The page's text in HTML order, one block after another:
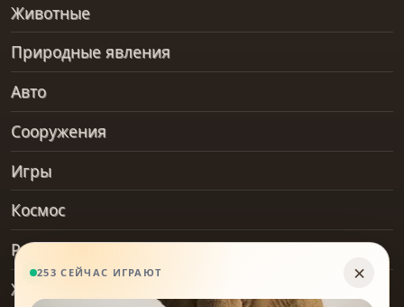
Животные
Природные явления
Авто
Сооружения
Игры
Космос
Рельеф и геология
Хобби